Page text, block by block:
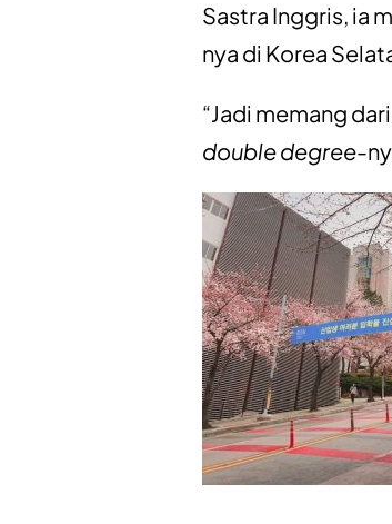
Sastra Inggris, ia
nya di Korea
“Jadi memang
double degree-